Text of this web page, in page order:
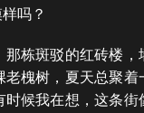
吗？
栋斑驳的红砖楼
槐树，夏天总聚
候我在想，这条